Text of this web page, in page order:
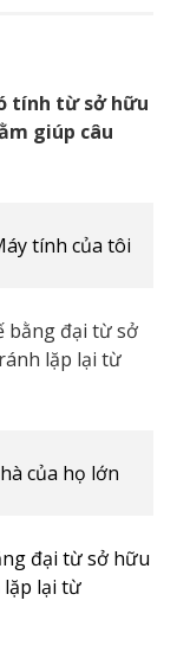
tính từ sở hữu
giúp câu
tính của tôi
bằng đại từ sở
lặp lại từ
của họ lớn
đại từ sở hữu
lặp lại từ